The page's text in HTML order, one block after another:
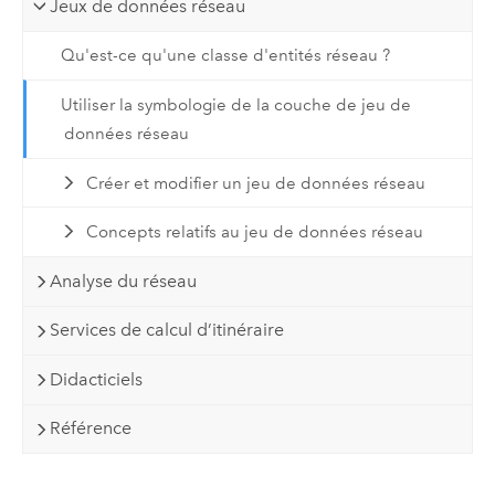
Jeux de données réseau
Qu'est-ce qu'une classe d'entités réseau ?
Utiliser la symbologie de la couche de jeu de
données réseau
Créer et modifier un jeu de données réseau
Concepts relatifs au jeu de données réseau
Analyse du réseau
Services de calcul d’itinéraire
Didacticiels
Référence